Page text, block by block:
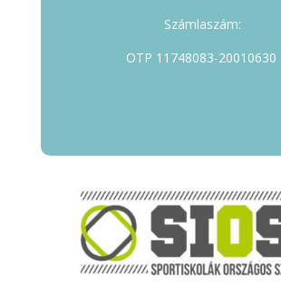
Számlaszám:
OTP 11748083-20010630